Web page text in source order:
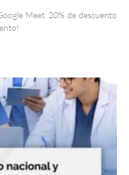
Meet. 20% de descuento